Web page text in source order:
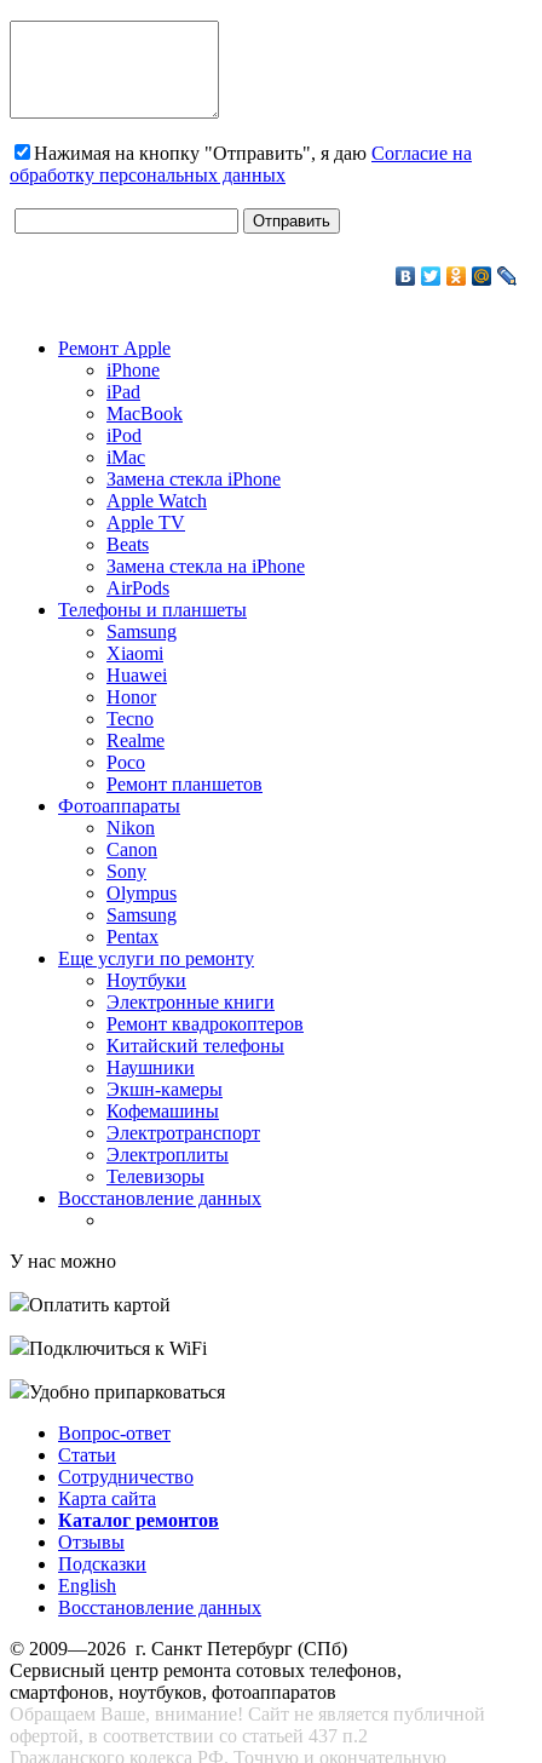
Нажимая на кнопку "Отправить", я даю Согласие на
обработку персональных данных
Ремонт Apple
iPhone
iPad
MacBook
iPod
iMac
Замена стекла iPhone
Apple Watch
Apple TV
Beats
Замена стекла на iPhone
AirPods
Телефоны и планшеты
Samsung
Xiaomi
Huawei
Honor
Tecno
Realme
Poco
Ремонт планшетов
Фотоаппараты
Nikon
Canon
Sony
Olympus
Samsung
Pentax
Еще услуги по ремонту
Ноутбуки
Электронные книги
Ремонт квадрокоптеров
Китайский телефоны
Наушники
Экшн-камеры
Кофемашины
Электротранспорт
Электроплиты
Телевизоры
Восстановление данных
У нас можно
Оплатить картой
Подключиться к WiFi
Удобно припарковаться
Вопрос-ответ
Статьи
Сотрудничество
Карта сайта
Каталог ремонтов
Отзывы
Подсказки
English
Восстановление данных
© 2009—2026 г. Санкт Петербург (СПб)
Сервисный центр ремонта сотовых телефонов,
смартфонов, ноутбуков, фотоаппаратов
Обращаем Ваше, внимание! Сайт не является публичной
офертой, в соответствии со статьей 437 п.2
Гражданского кодекса РФ. Точную и окончательную